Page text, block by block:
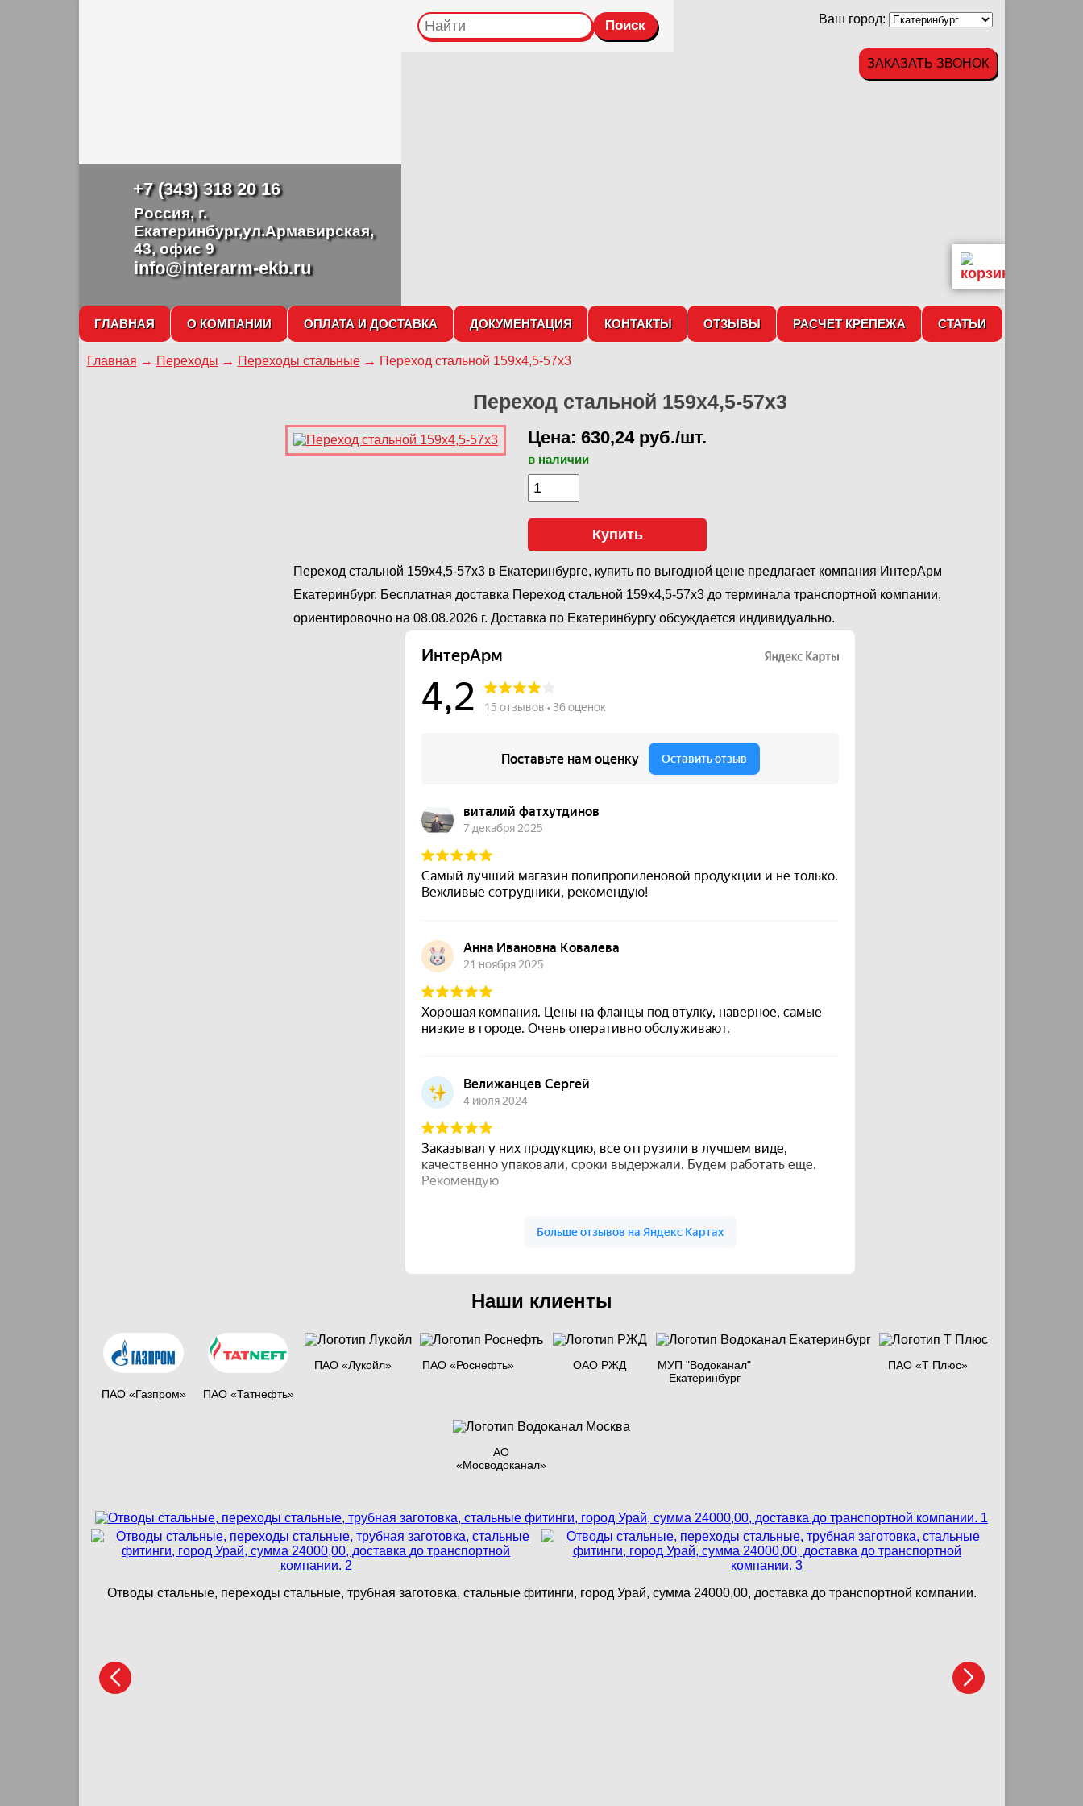
+7 (343) 318 20 16
Россия, г.
Екатеринбург,ул.Армавирская,
43, офис 9
info@interarm-ekb.ru
ЗАКАЗАТЬ ЗВОНОК
Ваш город:
ГЛАВНАЯ О КОМПАНИИ ОПЛАТА И ДОСТАВКА ДОКУМЕНТАЦИЯ КОНТАКТЫ ОТЗЫВЫ РАСЧЕТ КРЕПЕЖА СТАТЬИ
Главная → Переходы → Переходы стальные→ Переход стальной 159х4,5-57х3
Переход стальной 159х4,5-57х3
Цена: 630,24 руб./шт.
в наличии
Купить
Переход стальной 159х4,5-57х3 в Екатеринбурге, купить по выгодной цене предлагает компания ИнтерАрм
Екатеринбург. Бесплатная доставка Переход стальной 159х4,5-57х3 до терминала транспортной компании,
ориентировочно на 08.08.2026 г. Доставка по Екатеринбургу обсуждается индивидуально.
Наши клиенты
ПАО «Газпром» ПАО «Татнефть»
ПАО «Лукойл» ПАО «Роснефть» ОАО РЖД
МУП "Водоканал"
Екатеринбург
ПАО «Т Плюс»
АО
«Мосводоканал»
Отводы стальные, переходы стальные, трубная заготовка, стальные фитинги, город Урай, сумма 24000,00, доставка до транспортной компании.